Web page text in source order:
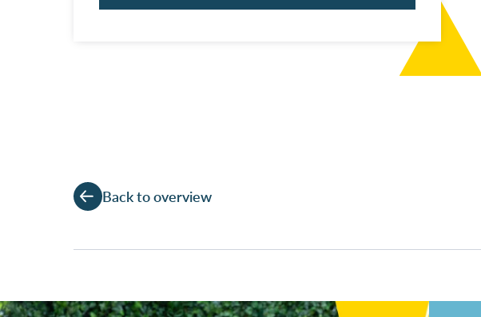
Back to overview